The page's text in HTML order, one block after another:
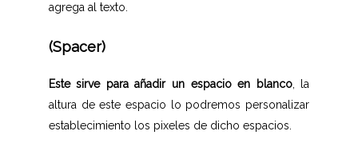
agrega al texto.
(Spacer)
Este sirve para añadir un espacio en blanco, la
altura de este espacio lo podremos personalizar
establecimiento los pixeles de dicho espacios.